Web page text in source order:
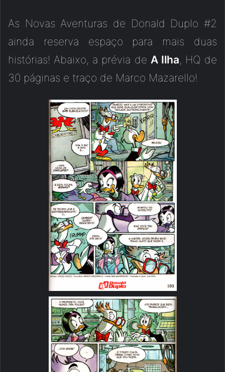
As Novas Aventuras de Donald Duplo #2
ainda reserva espaço para mais duas
histórias! Abaixo, a prévia de A Ilha, HQ de
30 páginas e traço de Marco Mazarello!